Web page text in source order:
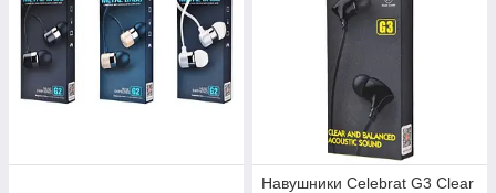
Навушники Celebrat G3 Clear